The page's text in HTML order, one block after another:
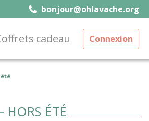
bonjour@ohlavache.org
cadeau Connexion
HORS ÉTÉ